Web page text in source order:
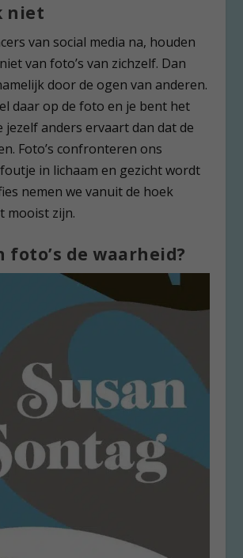
niet
van social media na, houden
van foto’s van zichzelf. Dan
door de ogen van anderen.
daar op de foto en je bent het
jezelf anders ervaart dan dat de
Foto’s confronteren ons
in lichaam en gezicht wordt
nemen we vanuit de hoek
mooist zijn.
foto’s de waarheid?